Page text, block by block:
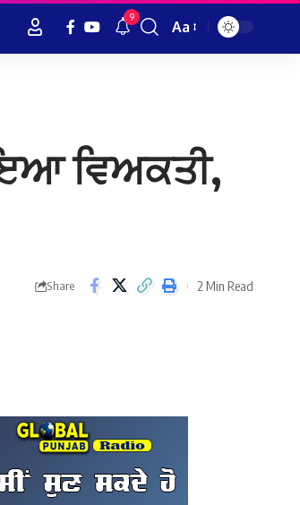
9
Font
Aa
ਵਿਅਕਤੀ,
Share 2 Min Read